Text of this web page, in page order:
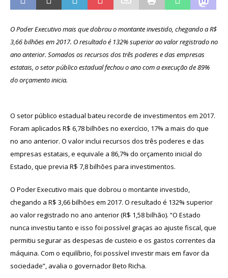
O Poder Executivo mais que dobrou o montante investido, chegando a R$
3,66 bilhões em 2017. O resultado é 132% superior ao valor registrado no
ano anterior. Somados os recursos dos três poderes e das empresas
estatais, o setor público estadual fechou o ano com a execução de 89%
do orçamento inicia.
O setor público estadual bateu recorde de investimentos em 2017.
Foram aplicados R$ 6,78 bilhões no exercício, 17% a mais do que
no ano anterior. O valor inclui recursos dos três poderes e das
empresas estatais, e equivale a 86,7% do orçamento inicial do
Estado, que previa R$ 7,8 bilhões para investimentos.
O Poder Executivo mais que dobrou o montante investido,
chegando a R$ 3,66 bilhões em 2017. O resultado é 132% superior
ao valor registrado no ano anterior (R$ 1,58 bilhão). “O Estado
nunca investiu tanto e isso foi possível graças ao ajuste fiscal, que
permitiu segurar as despesas de custeio e os gastos correntes da
máquina. Com o equilíbrio, foi possível investir mais em favor da
sociedade”, avalia o governador Beto Richa.